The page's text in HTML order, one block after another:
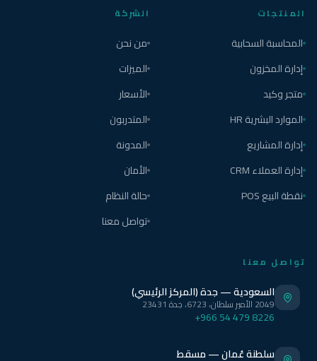
المنتجات
المحاسبة السحابية
إدارة المخزون
متجر وكيد
الموارد البشرية HR
إدارة المشاريع
إدارة العملاء CRM
نقطة البيع POS
الشركة
من نحن
الميزات
الأسعار
المتدربون
المدونة
الأمان
حالة النظام
تواصل معنا
تواصل معنا
السعودية — جدة (المركز الرئيسي)
2049 الأمير سلطان، 6723، جدة 23431
+966 54 479 8226
سلطنة عُمان — مسقط